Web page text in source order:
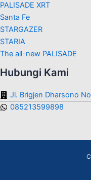
PALISADE XRT
Santa Fe
STARGAZER
STARIA
The all-new PALISADE
Hubungi Kami
Jl. Brigjen Dharsono
085213599898